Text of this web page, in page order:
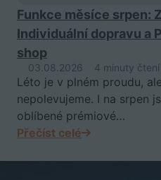
Funkce měsíce srpen:
Individuální dopravu a
shop
03.08.2026 4 minuty čtení
Léto je v plném proudu,
nepolevujeme. I na srpen
oblíbené prémiové…
Přečíst celé